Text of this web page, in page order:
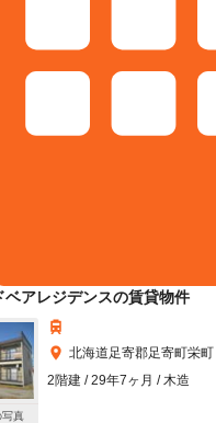
ベアレジデンスの賃貸物件
真
北海道足寄郡足寄町栄町
2階建 / 29年7ヶ月 / 木造